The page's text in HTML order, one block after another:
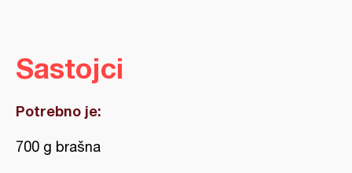
Sastojci
Potrebno je:
700 g brašna